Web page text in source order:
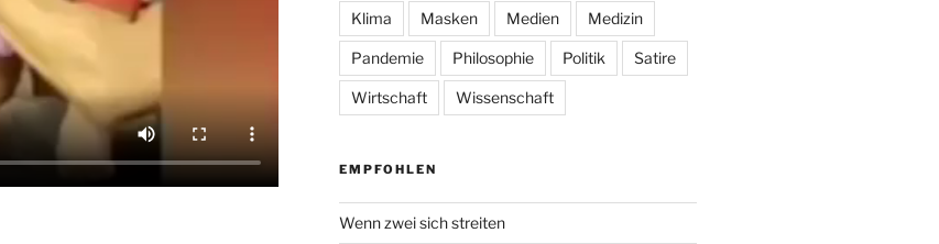
Klima Masken Medien Medizin
Pandemie Philosophie Politik Satire
Wirtschaft Wissenschaft
EMPFOHLEN
Wenn zwei sich streiten